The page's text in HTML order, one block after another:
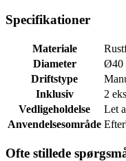
Specifikationer
Materiale
Diameter
Ø40
Driftstype
Inklusiv
2
Vedligeholdelse
Let
Anvendelsesområde
Ofte stillede